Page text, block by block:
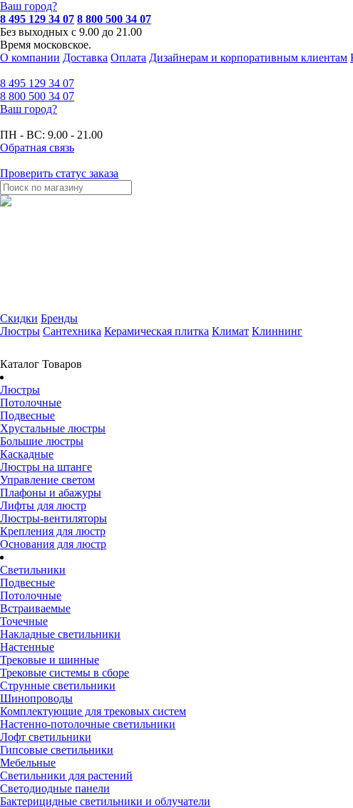
Ваш город?
8 495 129 34 07 8 800 500 34 07
Без выходных с 9.00 до 21.00
Время московское.
О компании Доставка Оплата Дизайнерам и корпоративным клиентам
8 495 129 34 07
8 800 500 34 07
Ваш город?
ПН - ВС: 9.00 - 21.00
Обратная связь
Проверить статус заказа
Скидки Бренды
Люстры Сантехника Керамическая плитка Климат Клиннинг
Каталог Товаров
Люстры
Потолочные
Подвесные
Хрустальные люстры
Большие люстры
Каскадные
Люстры на штанге
Управление светом
Плафоны и абажуры
Лифты для люстр
Люстры-вентиляторы
Крепления для люстр
Основания для люстр
Светильники
Подвесные
Потолочные
Встраиваемые
Точечные
Накладные светильники
Настенные
Трековые и шинные
Трековые системы в сборе
Струнные светильники
Шинопроводы
Комплектующие для трековых систем
Настенно-потолочные светильники
Лофт светильники
Гипсовые светильники
Мебельные
Светильники для растений
Светодиодные панели
Бактерицидные светильники и облучатели